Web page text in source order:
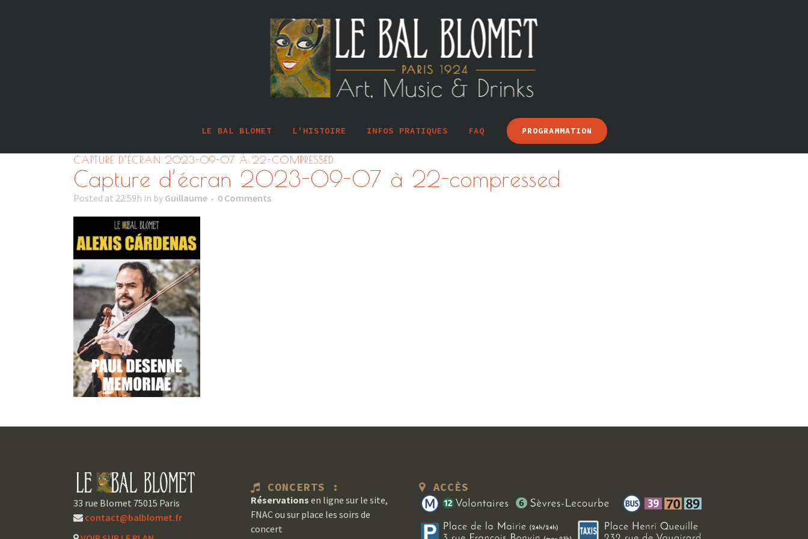
LE BAL BLOMET L’HISTOIRE INFOS PRATIQUES FAQ PROGRAMMATION
CAPTURE D’ÉCRAN 2023-09-07 À 22-COMPRESSED
Capture d’écran 2023-09-07 à 22-compressed
Posted at 22:59h in by Guillaume 0 Comments
33 rue Blomet 75015 Paris
contact@balblomet.fr
CONCERTS :
Réservations en ligne sur le site,
FNAC ou sur place les soirs de
concert
ACCÈS